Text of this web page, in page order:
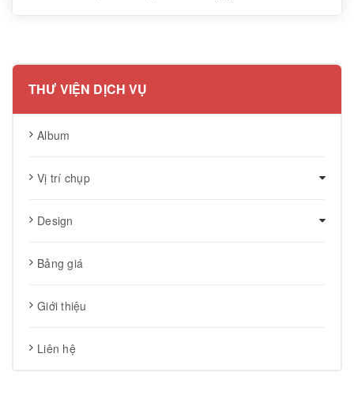
THƯ VIỆN DỊCH VỤ
Album
Vị trí chụp
Design
Bảng giá
Giới thiệu
Liên hệ